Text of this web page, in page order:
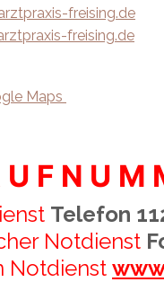
freising.de
freising.de
Maps
F N U M
Telefon
Notdienst
Notdienst